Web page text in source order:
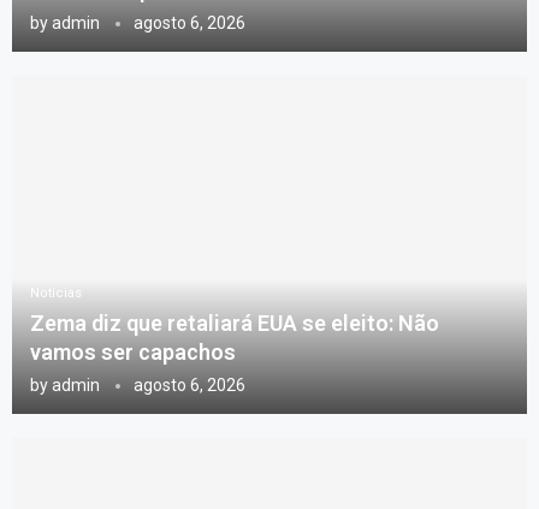
by admin agosto 6, 2026
Notícias
Zema diz que retaliará EUA se eleito: Não
vamos ser capachos
byadmin agosto 6, 2026